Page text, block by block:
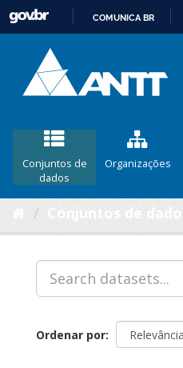
COMUNICA BR
Conjuntos de
dados
Organizações
Ordenar por